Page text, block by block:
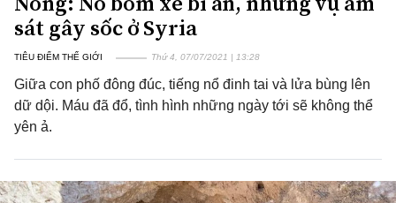
sát gây sốc ở Syria
TIÊU ĐIỂM THẾ GIỚI Thứ 4, 07/07/2021 | 13:28
Giữa con phố đông đúc, tiếng nổ đinh tai và lửa bùng lên
dữ dội. Máu đã đổ, tình hình những ngày tới sẽ không thể
yên ả.